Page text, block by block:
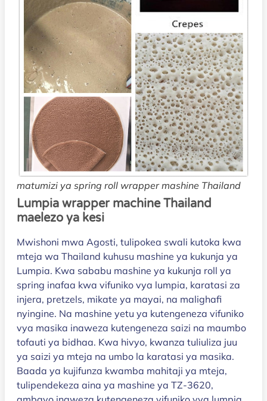
matumizi ya spring roll wrapper mashine Thailand
Lumpia wrapper machine Thailand
maelezo ya kesi
Mwishoni mwa Agosti, tulipokea swali kutoka kwa
mteja wa Thailand kuhusu mashine ya kukunja ya
Lumpia. Kwa sababu mashine ya kukunja roll ya
spring inafaa kwa vifuniko vya lumpia, karatasi za
injera, pretzels, mikate ya mayai, na malighafi
nyingine. Na mashine yetu ya kutengeneza vifuniko
vya masika inaweza kutengeneza saizi na maumbo
tofauti ya bidhaa. Kwa hivyo, kwanza tuliuliza juu
ya saizi ya mteja na umbo la karatasi ya masika.
Baada ya kujifunza kwamba mahitaji ya mteja,
tulipendekeza aina ya mashine ya TZ-3620,